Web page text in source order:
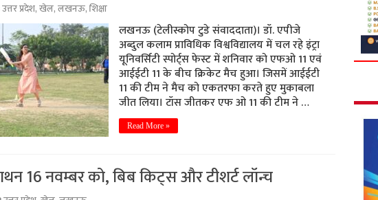
उत्तर प्रदेश,खेल,लखनऊ,शिक्षा
लखनऊ (टेलीस्कोप टुडे संवाददाता)। डॉ. एपीजे
अब्दुल कलाम प्राविधिक विश्वविद्यालय में चल रहे इंट्रा
यूनिवर्सिटी स्पोर्ट्स फेस्ट में शनिवार को एफओ 11 एवं
आईईटी 11 के बीच क्रिकेट मैच हुआ। जिसमें आईईटी
11 की टीम ने मैच को एकतरफा करते हुए मुकाबला
जीत लिया। टॉस जीतकर एफ ओ 11 की टीम ने …
Read More »
16 नवम्बर को, बिब किट्स और टीशर्ट लॉन्च